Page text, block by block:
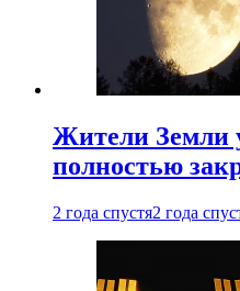
Жители Земли
полностью
2 года спустя2 года